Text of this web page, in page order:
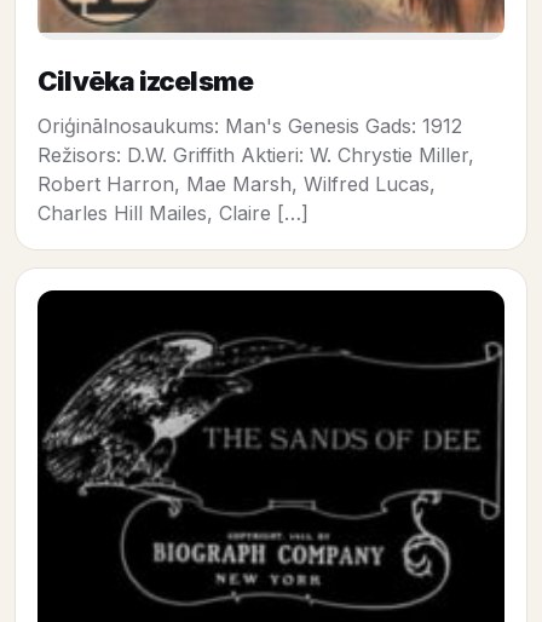
Cilvēka izcelsme
Oriģinālnosaukums: Man's Genesis Gads: 1912
Režisors: D.W. Griffith Aktieri: W. Chrystie Miller,
Robert Harron, Mae Marsh, Wilfred Lucas,
Charles Hill Mailes, Claire […]